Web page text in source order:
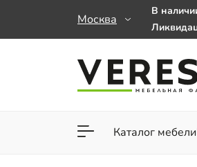
Москва
В
заказе
Важно!
Каталог мебели